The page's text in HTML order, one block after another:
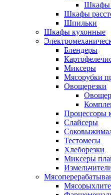
Шкафы
Шкафы
Шпильки
Шкафы кухонные
Блендеры
Миксеры
Мясорубки
Овощерезки
Процессоры
Слайсеры
Тестомесы
Хлеборезки
Миксеры